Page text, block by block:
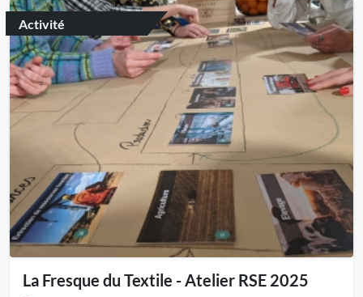
Activité
La Fresque du Textile - Atelier RSE 2025